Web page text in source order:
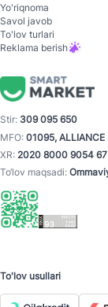
Yo'riqnoma
Savol javob
To'lov turlari
Reklama berish
Stir: 309 095 650
MFO: 01095, ALLIANCE
XR: 2020 8000 9054
To‘lov maqsadi:
To'lov usullari